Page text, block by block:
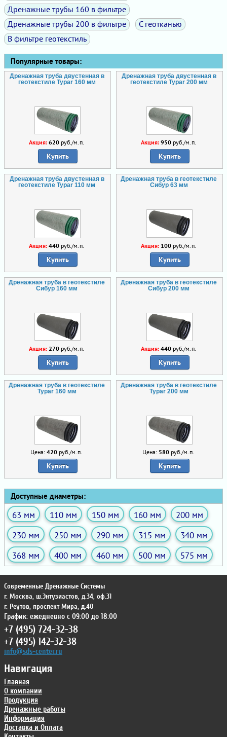
Дренажные трубы 160 в фильтре
Дренажные трубы 200 в фильтре
С геотканью
В фильтре геотекстиль
Популярные товары:
Дренажная труба двустенная в
геотекстиле Typar 160 мм
Акция: 620руб./м.п.
Купить
Дренажная труба двустенная в
геотекстиле Typar 200 мм
Акция: 950руб./м.п.
Купить
Дренажная труба двустенная в
геотекстиле Typar 110 мм
Акция: 440руб./м.п.
Купить
Дренажная труба в геотекстиле
Сибур 63 мм
Акция: 100руб./м.п.
Купить
Дренажная труба в геотекстиле
Сибур 160 мм
Акция: 270руб./м.п.
Купить
Дренажная труба в геотекстиле
Сибур 200 мм
Акция: 440руб./м.п.
Купить
Дренажная труба в геотекстиле
Typar 160 мм
Цена: 420 руб./м.п.
Купить
Дренажная труба в геотекстиле
Typar 200 мм
Цена: 580 руб./м.п.
Купить
Доступные диаметры:
63 мм 110 мм 150 мм 160 мм
200 мм
230 мм
250 мм 290 мм 315 мм
340 мм
368 мм
400 мм 460 мм 500 мм 575 мм
Навигация
Главная
О компании
Продукция
Дренажные работы
Информация
Доставка и Оплата
Современные Дренажные Системы
г. Москва, ш.Энтузиастов, д.34, оф.31
г. Реутов, проспект Мира, д.40
График: ежедневно с 09:00 до 18:00
+7 (495) 724-32-38
+7 (495) 142-32-38
info@sds-center.ru